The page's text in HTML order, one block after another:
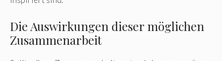
Die Auswirkungen dieser möglichen
Zusammenarbeit